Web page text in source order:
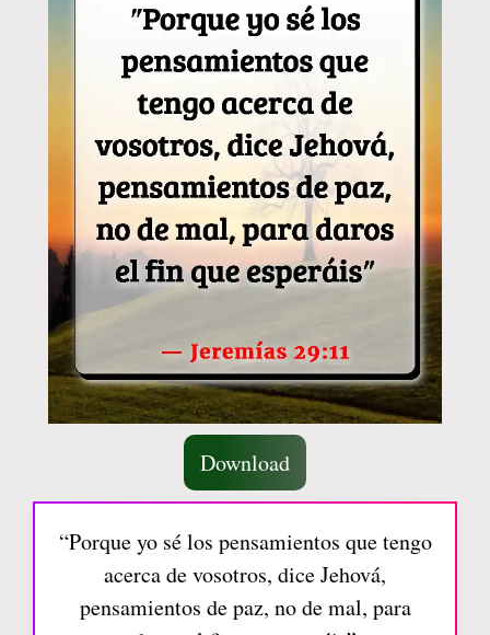
Download
“Porque yo sé los pensamientos que tengo
acerca de vosotros, dice Jehová,
pensamientos de paz, no de mal, para